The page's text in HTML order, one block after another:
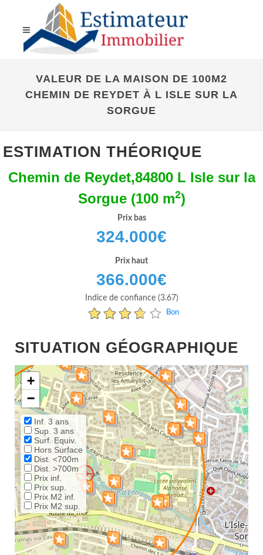
VALEUR DE LA MAISON DE 100M2
CHEMIN DE REYDET À L ISLE SUR LA
SORGUE
ESTIMATION THÉORIQUE
Chemin de Reydet,84800 L Isle sur la
Sorgue (100 m2)
Prix bas
324.000€
Prix haut
366.000€
Indice de confiance (3.67)
Bon
SITUATION GÉOGRAPHIQUE
+
−
Inf. 3 ans
Sup. 3 ans
Surf. Equiv.
Hors Surface
Dist. <700m
Dist. >700m
Prix inf.
Prix sup.
Prix M2 inf.
Prix M2 sup.